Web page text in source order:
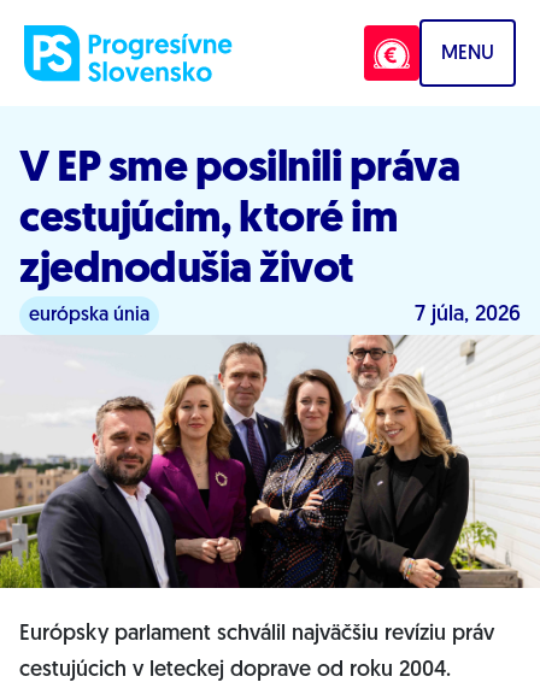
MENU
V EP sme posilnili práva
cestujúcim, ktoré im
zjednodušia život
európska únia 7 júla, 2026
Európsky parlament schválil najväčšiu revíziu práv
cestujúcich v leteckej doprave od roku 2004.